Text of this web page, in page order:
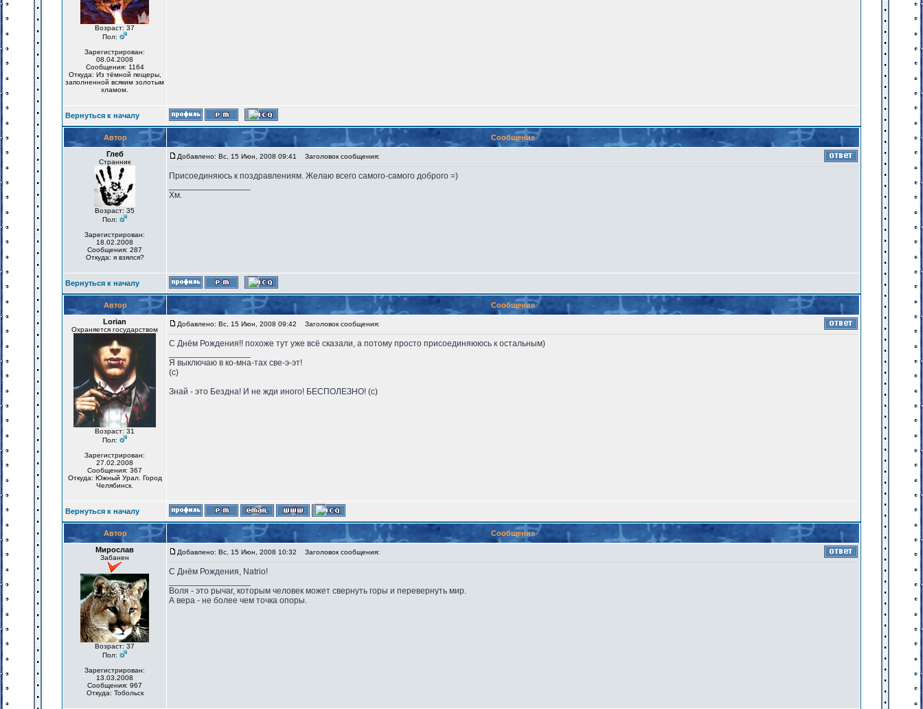
Возраст: 37
Пол:
Зарегистрирован:
08.04.2008
Сообщения: 1164
Откуда: Из тёмной пещеры,
заполненной всяким золотым
хламом.
Вернуться к началу
Автор
Сообщение
Глеб
Странник
Возраст: 35
Пол:
Зарегистрирован:
18.02.2008
Сообщения: 287
Откуда: я взялся?
Добавлено: Вс, 15 Июн, 2008 09:41 Заголовок сообщения:
Присоединяюсь к поздравлениям. Желаю всего самого-самого доброго =)
Хм.
Вернуться к началу
Автор
Сообщение
Lorian
Охраняется государством
Возраст: 31
Пол:
Зарегистрирован:
27.02.2008
Сообщения: 367
Откуда: Южный Урал. Город
Челябинск.
Добавлено: Вс, 15 Июн, 2008 09:42 Заголовок сообщения:
С Днём Рождения!! похоже тут уже всё сказали, а потому просто присоединяююсь к остальным)
Я выключаю в ко-мна-тах све-э-эт!
(с)
Знай - это Бездна! И не жди иного! БЕСПОЛЕЗНО! (с)
Вернуться к началу
Автор
Сообщение
Мирослав
Забанен
Возраст: 37
Пол:
Зарегистрирован:
13.03.2008
Сообщения: 967
Откуда: Тобольск
Добавлено: Вс, 15 Июн, 2008 10:32 Заголовок сообщения:
С Днём Рождения, Natrio!
Воля - это рычаг, которым человек может свернуть горы и перевернуть мир.
А вера - не более чем точка опоры.